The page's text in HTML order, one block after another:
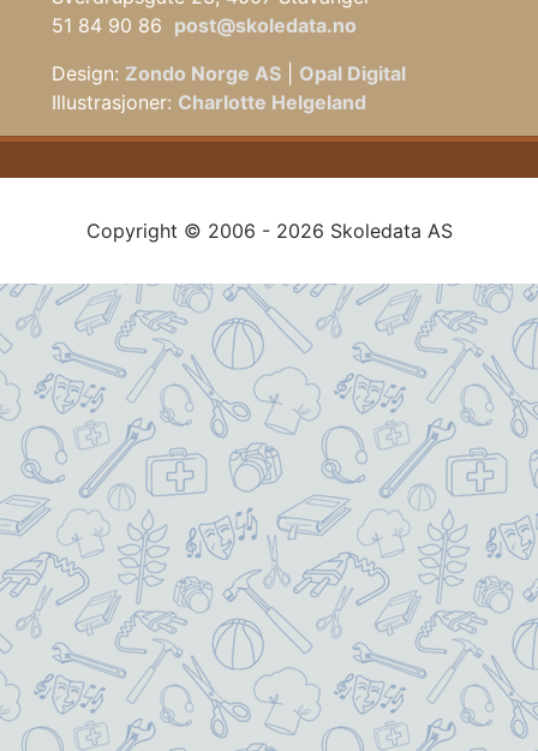
51 84 90 86 post@skoledata.no
Design: Zondo Norge AS
Opal Digital
Illustrasjoner: Charlotte Helgeland
Copyright © 2006 - 2026 Skoledata AS